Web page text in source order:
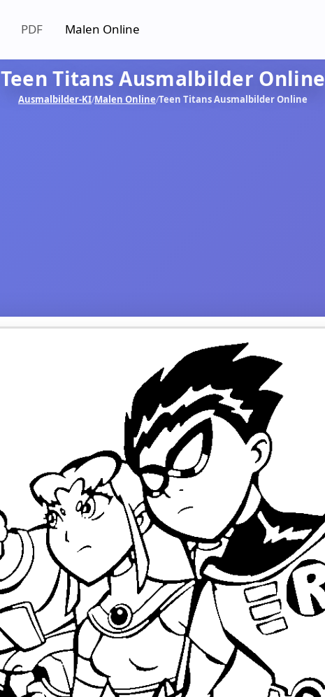
PDF Malen Online
Teen Titans Ausmalbilder Online
Ausmalbilder-KI/Malen Online/Teen Titans Ausmalbilder Online